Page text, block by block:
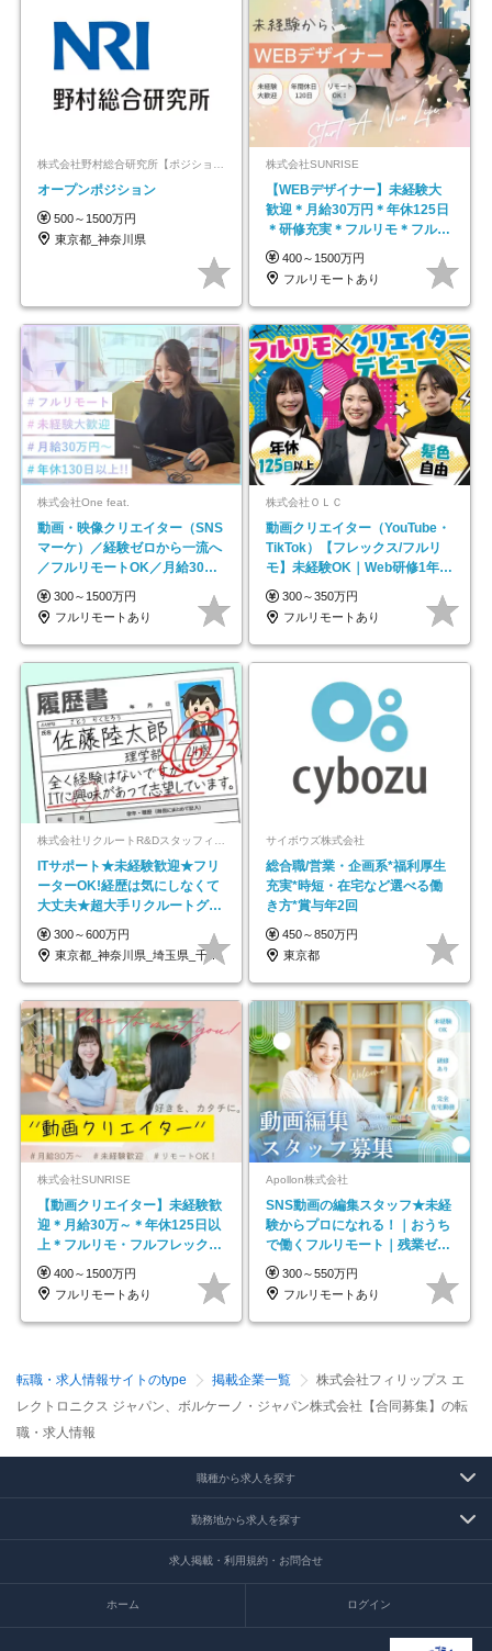
オープンポジション
500～1500万円
東京都_神奈川県
株式会社SUNRISE
【WEBデザイナー】未経験大
歓迎＊月給30万円＊年休125日
＊研修充実＊フルリモ＊フルフ
レックス＊
400～1500万円
フルリモートあり
株式会社One feat.
動画・映像クリエイター（SNS
マーケ）／経験ゼロから一流へ
／フルリモートOK／月給30万
円～／年休130日以上
300～1500万円
フルリモートあり
株式会社ＯＬＣ
動画クリエイター（YouTube・
TikTok）【フレックス/フルリ
モ】未経験OK｜Web研修1年間
｜副業OK
300～350万円
フルリモートあり
株式会社リクルートR&Dスタッフィング【リクルートグループ】
ITサポート★未経験歓迎★フリ
ーターOK!経歴は気にしなくて
大丈夫★超大手リクルートグル
ープの正社員/sg
300～600万円
東京都_神奈川県_埼玉県_千葉県_大阪府…
サイボウズ株式会社
総合職/営業・企画系*福利厚生
充実*時短・在宅など選べる働
き方*賞与年2回
450～850万円
東京都
株式会社SUNRISE
【動画クリエイター】未経験歓
迎＊月給30万～＊年休125日以
上＊フルリモ・フルフレックス
◆10名の採用が決定◆
400～1500万円
フルリモートあり
Apollon株式会社
SNS動画の編集スタッフ★未経
験からプロになれる！｜おうち
で働くフルリモート｜残業ゼロ
で18時退勤◎
300～550万円
フルリモートあり
転職・求人情報サイトのtype 掲載企業一覧
株式会社フィリップス エ
レクトロニクス ジャパン、ボルケーノ・ジャパン株式会社【合同募集】の転
職・求人情報
職種から求人を探す
勤務地から求人を探す
求人掲載・利用規約・お問合せ
ホーム ログイン